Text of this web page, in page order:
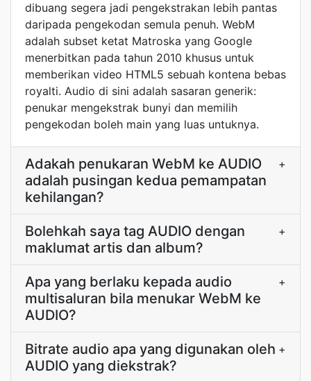
dibuang segera jadi pengekstrakan lebih pantas
daripada pengekodan semula penuh. WebM
adalah subset ketat Matroska yang Google
menerbitkan pada tahun 2010 khusus untuk
memberikan video HTML5 sebuah kontena bebas
royalti. Audio di sini adalah sasaran generik:
penukar mengekstrak bunyi dan memilih
pengekodan boleh main yang luas untuknya.
Adakah penukaran WebM ke AUDIO
adalah pusingan kedua pemampatan
kehilangan?
+
Bolehkah saya tag AUDIO dengan
maklumat artis dan album?
+
Apa yang berlaku kepada audio
multisaluran bila menukar WebM ke
AUDIO?
+
Bitrate audio apa yang digunakan oleh
AUDIO yang diekstrak?
+